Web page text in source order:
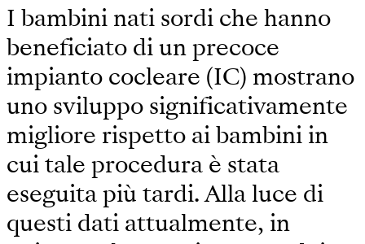
I bambini nati sordi che hanno
beneficiato di un precoce
impianto cocleare (IC) mostrano
uno sviluppo significativamente
migliore rispetto ai bambini in
cui tale procedura è stata
eseguita più tardi. Alla luce di
questi dati attualmente, in